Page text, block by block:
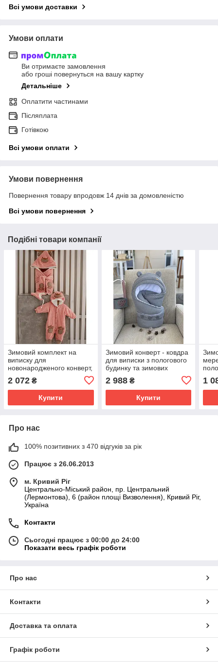
Всі умови доставки
Умови оплати
Ви отримаєте замовлення
або гроші повернуться на вашу картку
Детальніше
Оплатити частинами
Післяплата
Готівкою
Всі умови оплати
Умови повернення
Повернення товару впродовж 14 днів за домовленістю
Всі умови повернення
Подібні товари компанії
Зимовий комплект на
виписку для
новонародженого конверт,
комбінезон, шапка Панда
зріст 56 см Lari Рожевий
2 072 ₴
Купити
Зимовий конверт - ковдра
для виписки з пологового
будинку та зимових
вушками Мишко Kid's
Fantasy Сірий
2 988₴
Купити
1
Про нас
100% позитивних з 470 відгуків за рік
Працює з 26.06.2013
м. Кривий Ріг
Центрально-Міський район, пр. Центральний
(Лермонтова), 6 (район площі Визволення), Кривий Ріг,
Україна
Контакти
Сьогодні працює з 00:00 до 24:00
Показати весь графік роботи
Про нас
Контакти
Доставка та оплата
Графік роботи